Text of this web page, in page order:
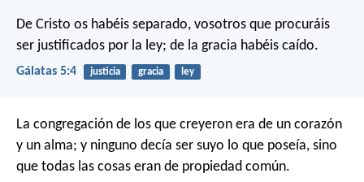
De Cristo os habéis separado, vosotros que procuráis
ser justificados por la ley; de la gracia habéis caído.
Gálatas 5:4 justicia gracia ley
La congregación de los que creyeron era de un corazón
y un alma; y ninguno decía ser suyo lo que poseía, sino
que todas las cosas eran de propiedad común.